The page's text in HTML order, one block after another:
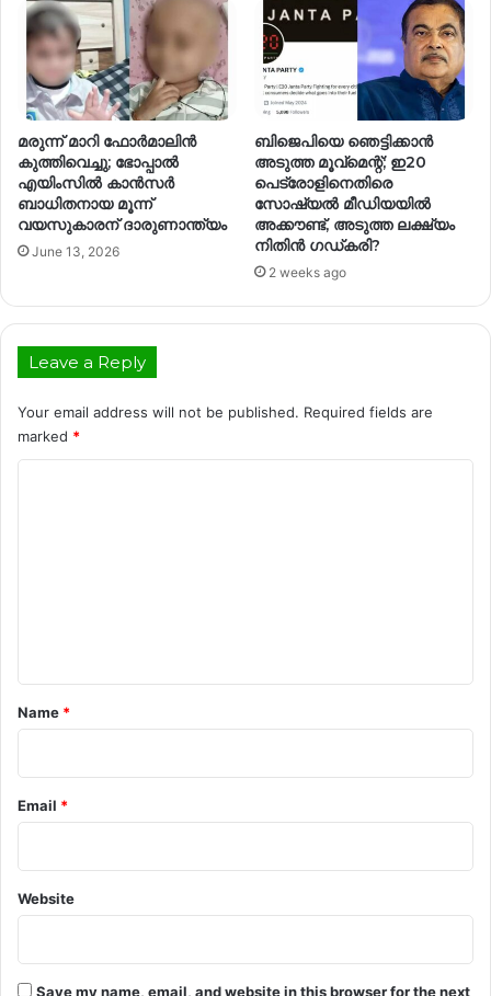
മരുന്ന് മാറി ഫോർമാലിൻ
കുത്തിവെച്ചു; ഭോപ്പാൽ
എയിംസിൽ കാൻസർ
ബാധിതനായ മൂന്ന്
വയസുകാരന് ദാരുണാന്ത്യം
June 13, 2026
ബിജെപിയെ ഞെട്ടിക്കാന്‍
അടുത്ത മൂവ്‌മെന്റ്; ഇ20
പെട്രോളിനെതിരെ
സോഷ്യല്‍ മീഡിയയില്‍
അക്കൗണ്ട്, അടുത്ത ലക്ഷ്യം
നിതിന്‍ ഗഡ്കരി?
2 weeks ago
Leave a Reply
Your email address will not be published. Required fields are
marked *
*
Name *
Email *
Website
Save my name, email, and website in this browser for the next